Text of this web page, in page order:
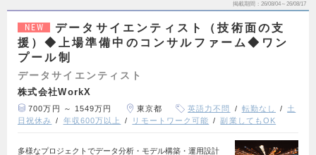
掲載期間 26/08/04～26/08/17
NEW
データサイエンティスト（技術面の支
援）◆上場準備中のコンサルファーム◆ワン
プール制
データサイエンティスト
株式会社WorkX
700万円 ～ 1549万円 東京都 英語力不問 転勤なし
土
日祝休み
年収600万以上 リモートワーク可能 副業してもOK
多様なプロジェクトでデータ分析・モデル構築・運用設計